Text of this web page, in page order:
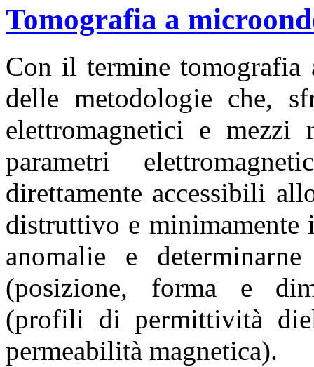
Tomografia a
Con il termine tomografia
delle metodologie che,
elettromagnetici e
parametri
direttamente accessibili
distruttivo e minimamente
anomalie e
(posizione, forma e
(profili di permittività
permeabilità magnetica).